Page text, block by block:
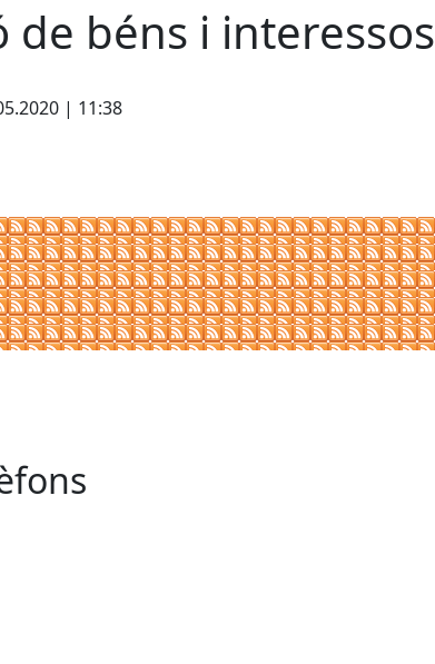
de béns i interessos
| 11:38